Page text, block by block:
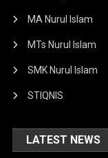
MA Nurul Islam
MTs Nurul Islam
SMK Nurul Islam
STIQNIS
LATEST NEWS